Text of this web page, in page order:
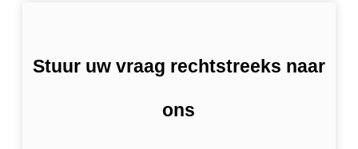
Stuur uw vraag rechtstreeks naar
ons